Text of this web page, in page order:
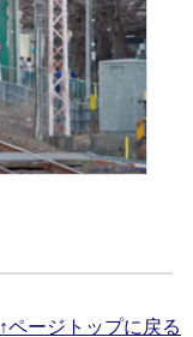
↑ページトップに戻る